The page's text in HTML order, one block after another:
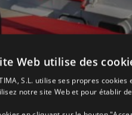
Web utilise des
S.L. utilise ses propres
notre site Web et pour établir